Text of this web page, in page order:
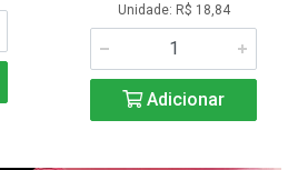
Unidade: R$ 18,84
Adicionar